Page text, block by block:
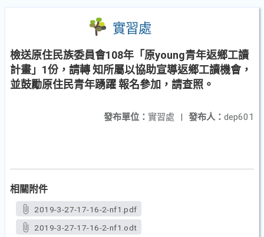
實習處
檢送原住民族委員會108年「原young青年返鄉工讀
計畫」1份，請轉 知所屬以協助宣導返鄉工讀機會，
並鼓勵原住民青年踴躍 報名參加，請查照。
發布人： dep601
發布單位： 實習處 |
相關附件
2019-3-27-17-16-2-nf1.pdf
2019-3-27-17-16-2-nf1.odt